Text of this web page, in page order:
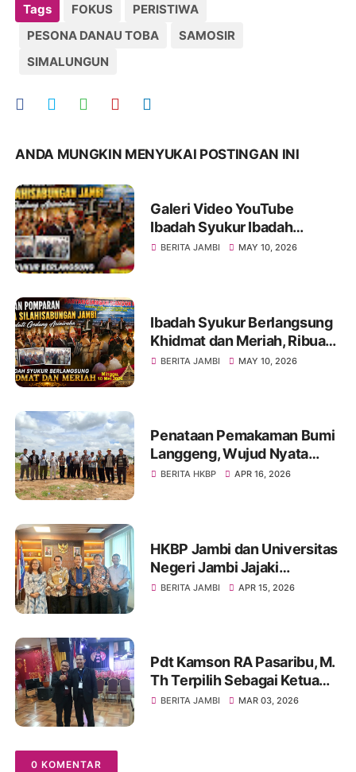
Tags FOKUS
PERISTIWA
PESONA DANAU TOBA
SAMOSIR
SIMALUNGUN
ANDA MUNGKIN MENYUKAI POSTINGAN INI
Galeri Video YouTube
Ibadah Syukur Ibadah
Syukur Pomparan Raja
BERITA JAMBI MAY 10, 2026
Ibadah Syukur Berlangsung
Khidmat dan Meriah, Ribuan
Pomparan Raja
BERITA JAMBI MAY 10, 2026
Penataan Pemakaman Bumi
Langgeng, Wujud Nyata
Pelayanan dan
BERITA HKBP APR 16, 2026
HKBP Jambi dan Universitas
Negeri Jambi Jajaki
Kolaborasi Strategis
BERITA JAMBI APR 15, 2026
Pdt Kamson RA Pasaribu, M.
Th Terpilih Sebagai Ketua
Umum PGIW Jambi Periode
BERITA JAMBI MAR 03, 2026
0 KOMENTAR